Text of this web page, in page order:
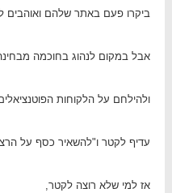
ביקרו פעם באתר שלהם ואוהבים
אבל במקום לנהוג בחוכמה מבחינה
ולהילחם על הלקוחות
עדיף לקטר ו"להשאיר כסף על
אז למי שלא רוצה לקטר,